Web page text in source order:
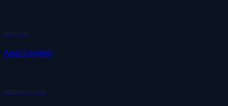
Hematoid
Agat Çeşitleri
Hematoid Quartz